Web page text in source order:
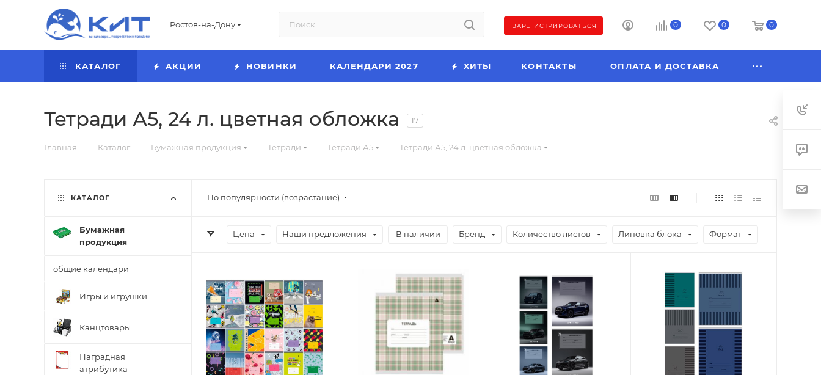
Ростов-на-Дону ЗАРЕГИСТРИРОВАТЬСЯ 0 0 0
КАТАЛОГ АКЦИИ НОВИНКИ КАЛЕНДАРИ 2027 ХИТЫ КОНТАКТЫ ОПЛАТА И ДОСТАВКА
Тетради А5, 24 л. цветная обложка 17
Главная — Каталог — Бумажная продукция — Тетради — Тетради А5 — Тетради А5, 24 л. цветная обложка
По популярности (возрастание)
Цена Наши предложения В наличии Бренд Количество листов Линовка блока Формат
КАТАЛОГ
Бумажная
продукция
общие календари
Игры и игрушки
Канцтовары
Наградная
атрибутика